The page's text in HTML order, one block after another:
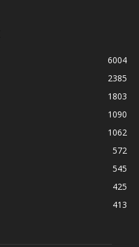
6004
2385
1803
1090
1062
572
545
425
413